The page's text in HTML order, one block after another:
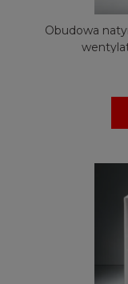
Obudowa